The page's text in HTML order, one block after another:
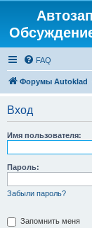
FAQ
Форумы Autoklad
Вход
Имя пользователя:
Пароль:
Забыли пароль?
Запомнить меня